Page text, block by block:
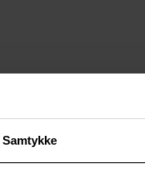
Samtykke